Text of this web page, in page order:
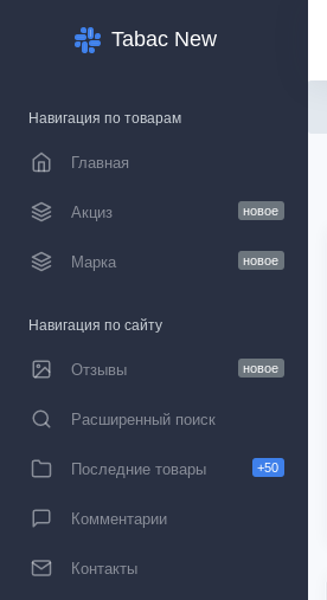
Tabac New
Навигация по товарам
Главная
Акциз новое
Марка новое
Навигация по сайту
Отзывы новое
Расширенный поиск
Последние товары +50
Комментарии
Контакты